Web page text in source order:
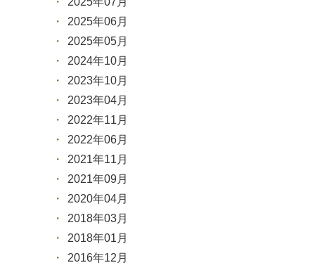
2025年06月
2025年05月
2024年10月
2023年10月
2023年04月
2022年11月
2022年06月
2021年11月
2021年09月
2020年04月
2018年03月
2018年01月
2016年12月